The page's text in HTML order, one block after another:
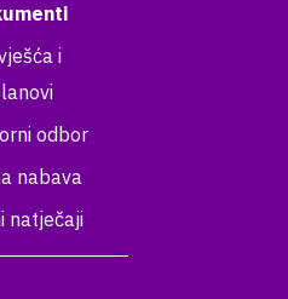
i
odbor
nabava
natječaji